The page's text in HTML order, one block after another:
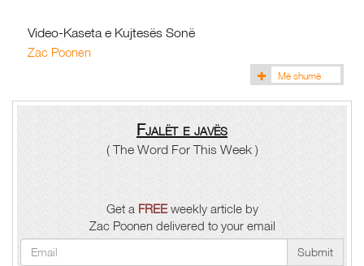
Video-Kaseta e Kujtesës Sonë
Zac Poonen
Më shumë
Fjalët e javës
( The Word For This Week )
Get a FREEweekly article by
Zac Poonen delivered to your email
Submit